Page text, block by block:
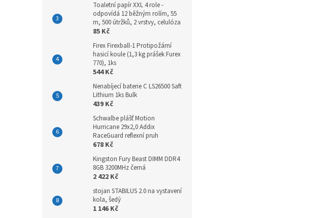
Toaletní papír XXL 4 role -
odpovídá 12 běžným rolím, 55
m, 500 útržků, 2 vrstvy, celulóza
85 Kč
Firex Firexball-1 Protipožární
hasicí koule (1,3 kg prášek Furex
770), 1ks
544 Kč
Nenabíjecí baterie C LS26500 Saft
Lithium 1ks Bulk
439 Kč
Schwalbe plášť Motion
Hurricane 29x2,0 Addix
RaceGuard reflexní pruh
678 Kč
Kingston Fury Beast DIMM DDR4
8GB 3200MHz černá
2 422 Kč
stojan STABILUS 2.0 na vystavení
kola, šedý
1 146 Kč